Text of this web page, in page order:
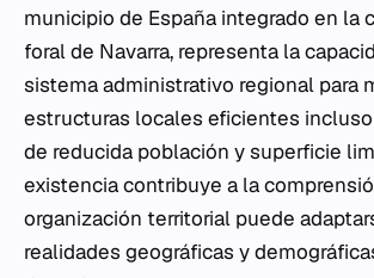
municipio de España integrado en la
foral de Navarra, representa la
sistema administrativo regional para
estructuras locales eficientes
de reducida población y superficie
existencia contribuye a la
organización territorial puede
realidades geográficas y